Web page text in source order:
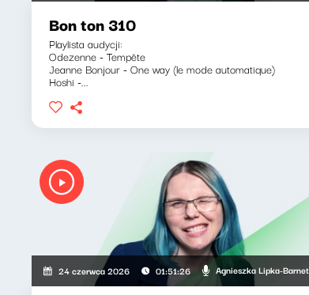
Bon ton 310
Playlista audycji:
Odezenne - Tempête
Jeanne Bonjour - One way (le mode automatique)
Hoshi -...
24 czerwca 2026 01:51:26 Agnieszka Lipka-